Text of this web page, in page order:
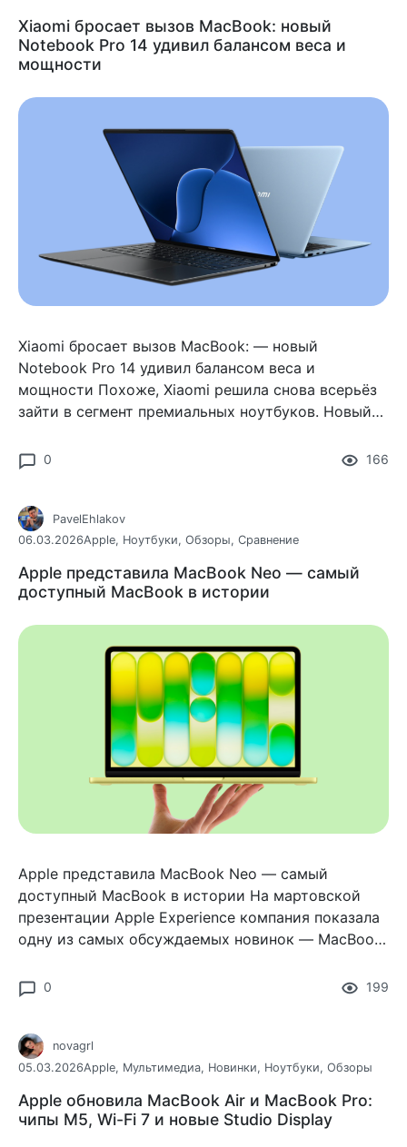
Xiaomi бросает вызов MacBook: новый
Notebook Pro 14 удивил балансом веса и
мощности
Xiaomi бросает вызов MacBook: — новый
Notebook Pro 14 удивил балансом веса и
мощности Похоже, Xiaomi решила снова всерьёз
зайти в сегмент премиальных ноутбуков. Новый
очередной лэптоп, а попытка
166
0
PavelEhlakov
06.03.2026Apple, Ноутбуки, Обзоры, Сравнение
Apple представила MacBook Neo — самый
доступный MacBook в истории
Apple представила MacBook Neo — самый
доступный MacBook в истории На мартовской
презентации Apple Experience компания показала
одну из самых обсуждаемых новинок — MacBook
линейке и одновременно
199
0
novagrl
05.03.2026Apple, Мультимедиа, Новинки, Ноутбуки, Обзоры
Apple обновила MacBook Air и MacBook Pro:
чипы M5, Wi-Fi 7 и новые Studio Display